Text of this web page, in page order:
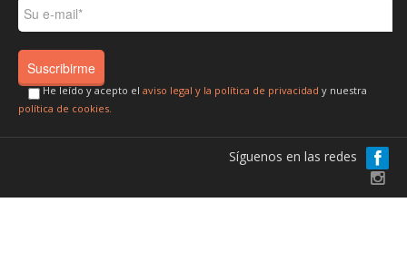
He leído y acepto el aviso legal y la política de privacidad y nuestra
política de cookies.
Síguenos en las redes